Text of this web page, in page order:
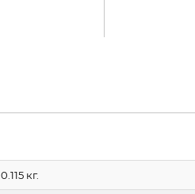
0.115 кг.